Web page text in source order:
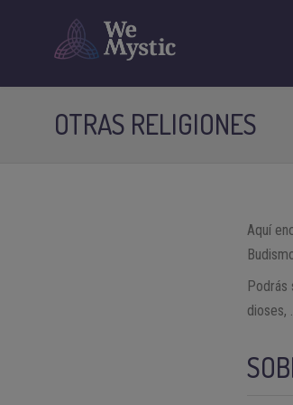
OTRAS RELIGIONES
Aquí
Podrás
dioses,